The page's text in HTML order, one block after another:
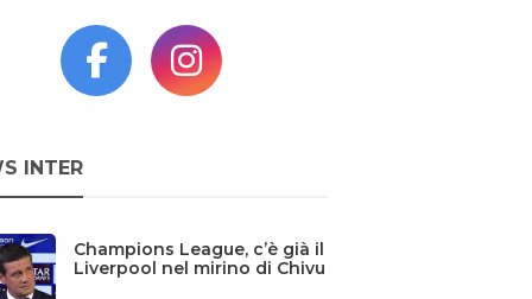
INTER
Champions League, c’è già il
Liverpool nel mirino di Chivu